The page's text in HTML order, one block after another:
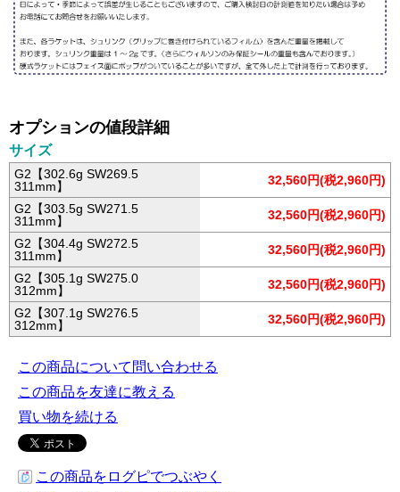
オプションの値段詳細
サイズ
G2【302.6g SW269.5
311mm】
32,560円(税2,960円)
G2【303.5g SW271.5
311mm】
32,560円(税2,960円)
G2【304.4g SW272.5
311mm】
32,560円(税2,960円)
G2【305.1g SW275.0
312mm】
32,560円(税2,960円)
G2【307.1g SW276.5
312mm】
32,560円(税2,960円)
この商品について問い合わせる
この商品を友達に教える
買い物を続ける
この商品をログピでつぶやく